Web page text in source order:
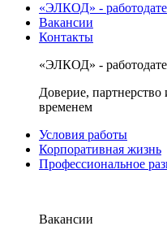
«ЭЛКОД» -
Вакансии
Контакты
«ЭЛКОД» -
Доверие,
временем
Условия работы
Корпоративная жизнь
Профессиональное
Вакансии